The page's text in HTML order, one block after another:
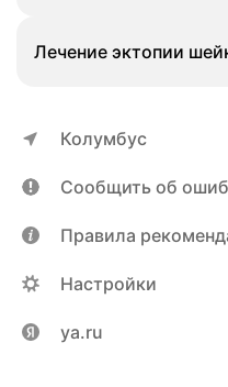
Лечение эктопии
Колумбус
Сообщить об
Правила
Настройки
ya.ru